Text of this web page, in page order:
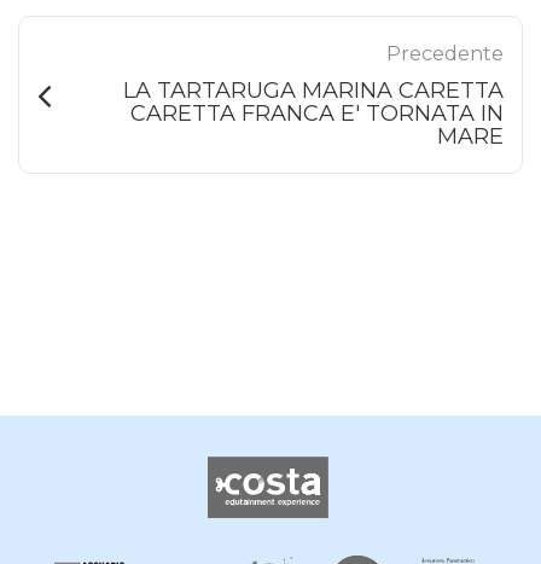
Precedente
LA TARTARUGA MARINA CARETTA
CARETTA FRANCA E' TORNATA IN
MARE